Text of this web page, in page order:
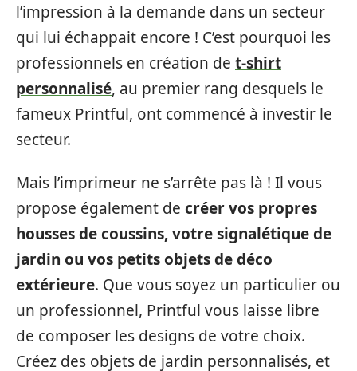
l’impression à la demande dans un secteur
qui lui échappait encore ! C’est pourquoi les
professionnels en création de t-shirt
personnalisé, au premier rang desquels le
fameux Printful, ont commencé à investir le
secteur.
Mais l’imprimeur ne s’arrête pas là ! Il vous
propose également de créer vos propres
housses de coussins, votre signalétique de
jardin ou vos petits objets de déco
extérieure. Que vous soyez un particulier ou
un professionnel, Printful vous laisse libre
de composer les designs de votre choix.
Créez des objets de jardin personnalisés, et